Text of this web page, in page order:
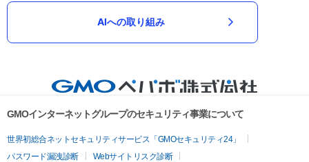
AIへの取り組み
GMOインターネットグループのセキュリティ事業について
世界初総合ネットセキュリティサービス「GMOセキュリティ24」
パスワード漏洩診断
Webサイトリスク診断